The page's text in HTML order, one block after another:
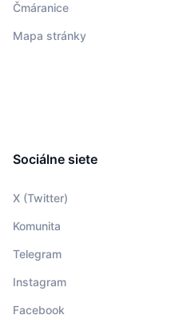
Čmáranice
Mapa stránky
Sociálne siete
X (Twitter)
Komunita
Telegram
Instagram
Facebook